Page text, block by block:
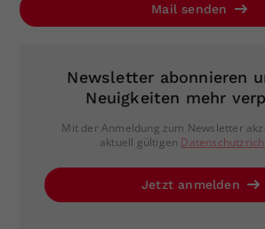
Mail senden
Newsletter abonnieren
Neuigkeiten mehr
Mit der Anmeldung zum Newsletter
aktuell gültigen
Jetzt anmelden